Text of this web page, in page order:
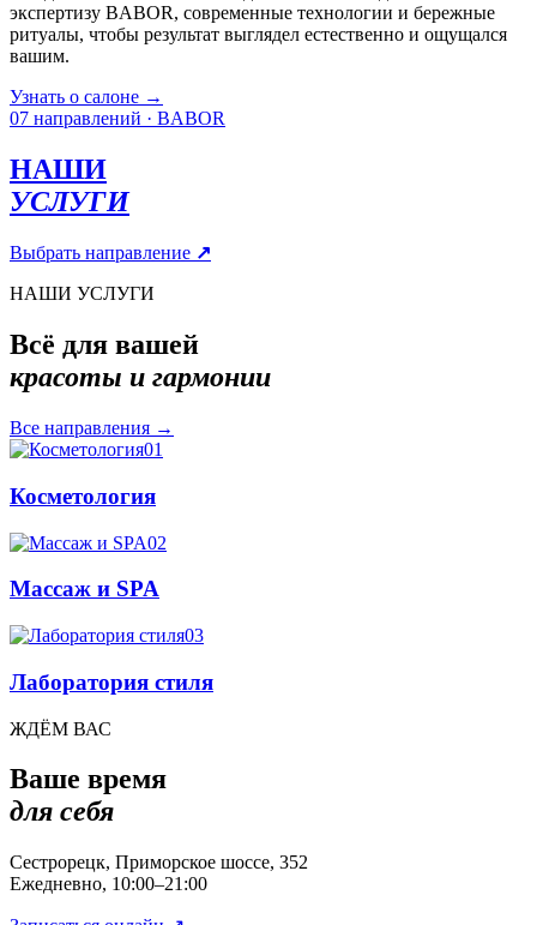
экспертизу BABOR, современные технологии и бережные
ритуалы, чтобы результат выглядел естественно и ощущался
вашим.
Узнать о салоне →
07 направлений · BABOR
НАШИ
УСЛУГИ
Выбрать направление ↗
НАШИ УСЛУГИ
Всё для вашей
красоты и гармонии
Все направления →
01
Косметология
02
Массаж и SPA
03
Лаборатория стиля
ЖДЁМ ВАС
Ваше время
для себя
Сестрорецк, Приморское шоссе, 352
Ежедневно, 10:00–21:00